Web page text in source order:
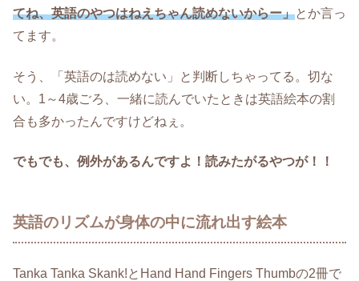
てね、英語のやつはねえちゃん読めないからー」とか言っ
てます。
そう、「英語のは読めない」と判断しちゃってる。切な
い。1～4歳ごろ、一緒に読んでいたときは英語絵本の割
合も多かったんですけどねぇ。
でもでも、例外があるんですよ！読みたがるやつが！！
英語のリズムが身体の中に流れ出す絵本
Tanka Tanka Skank!とHand Hand Fingers Thumbの2冊で